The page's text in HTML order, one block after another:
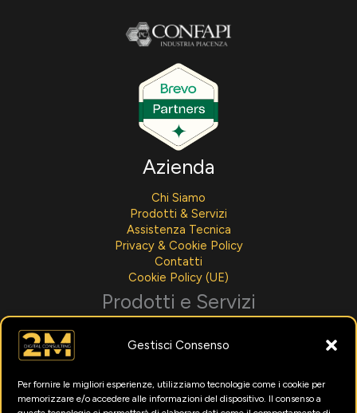
Gestisci Consenso
Per fornire le migliori esperienze, utilizziamo tecnologie come i cookie per
memorizzare e/o accedere alle informazioni del dispositivo. Il consenso a
Azienda
Chi Siamo
Prodotti & Servizi
Assistenza Tecnica
Privacy & Cookie Policy
Contatti
Cookie Policy (UE)
Prodotti e Servizi
Integrazioni AI
Noleggio Per Aziende
Menù Digitali